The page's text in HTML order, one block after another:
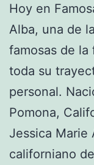
Hoy en
Alba, una de
famosas de la
toda su
personal.
Pomona,
Jessica Marie
californiano